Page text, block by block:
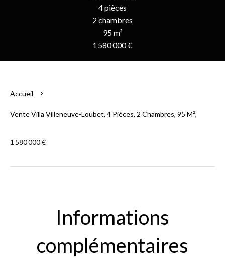
4 pièces
2 chambres
95 m²
1 580 000 €
Accueil
Vente Villa Villeneuve-Loubet, 4 Pièces, 2 Chambres, 95 M²,
1 580 000 €
Informations
complémentaires